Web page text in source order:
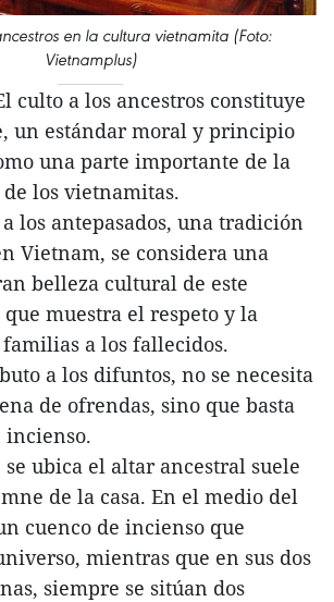
en la cultura vietnamita (Foto:
Vietnamplus)
culto a los ancestros constituye
un estándar moral y principio
una parte importante de la
los vietnamitas.
los antepasados, una tradición
Vietnam, se considera una
belleza cultural de este
muestra el respeto y la
a los fallecidos.
a los difuntos, no se necesita
de ofrendas, sino que basta
incienso.
ubica el altar ancestral suele
de la casa. En el medio del
cuenco de incienso que
mientras que en sus dos
siempre se sitúan dos